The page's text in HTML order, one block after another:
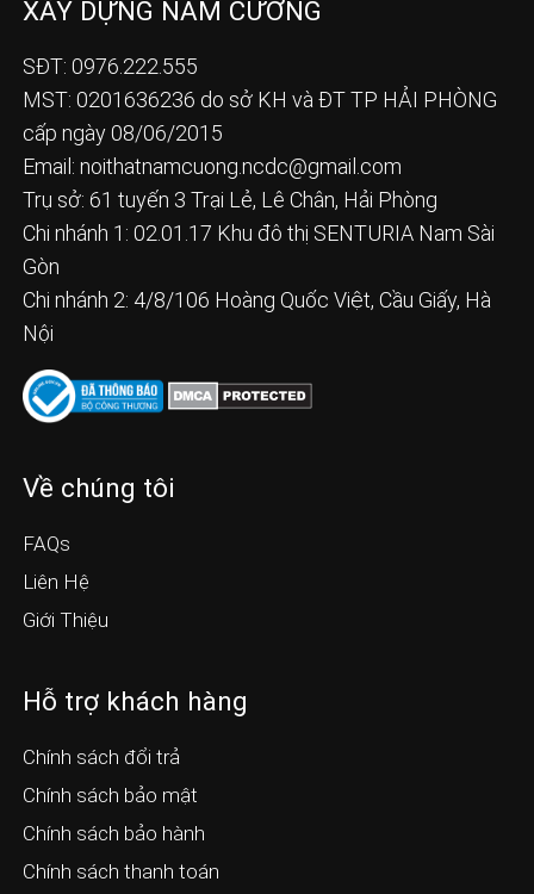
XÂY DỰNG NAM CƯỜNG
SĐT: 0976.222.555
MST: 0201636236 do sở KH và ĐT TP HẢI PHÒNG
cấp ngày 08/06/2015
Email: noithatnamcuong.ncdc@gmail.com
Trụ sở: 61 tuyến 3 Trại Lẻ, Lê Chân, Hải Phòng
Chi nhánh 1: 02.01.17 Khu đô thị SENTURIA Nam Sài
Gòn
Chi nhánh 2: 4/8/106 Hoàng Quốc Việt, Cầu Giấy, Hà
Nội
Về chúng tôi
FAQs
Liên Hệ
Giới Thiệu
Hỗ trợ khách hàng
Chính sách đổi trả
Chính sách bảo mật
Chính sách bảo hành
Chính sách thanh toán